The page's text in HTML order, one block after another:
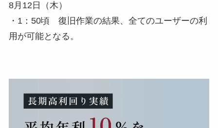
8月12日（木）
・1：50頃 復旧作業の結果、全てのユーザーの利
用が可能となる。